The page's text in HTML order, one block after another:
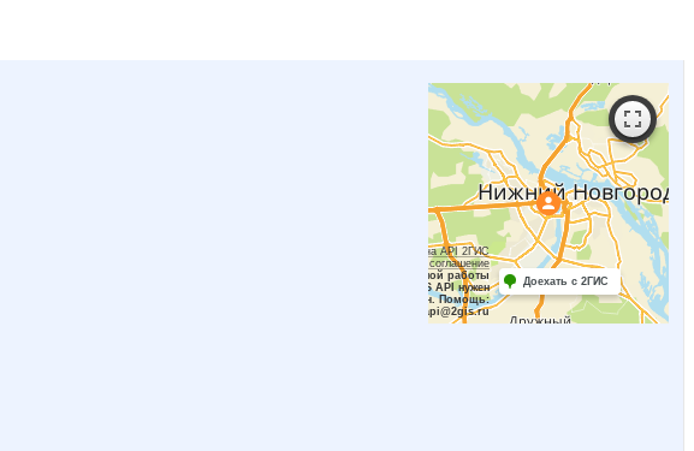
Работает на API 2ГИС
Лицензионное соглашение
Для корректной работы
Raster JS API нужен
ключ. Помощь:
api@2gis.ru
Доехать с 2ГИС